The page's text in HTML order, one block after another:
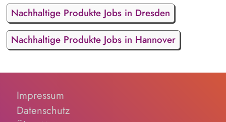
Nachhaltige Produkte Jobs in Dresden
Nachhaltige Produkte Jobs in Hannover
Impressum
Datenschutz